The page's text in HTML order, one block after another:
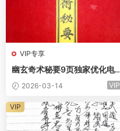
VIP专享
幽玄奇术秘要9页独家优化电
子版2026-03-14 VIP
VIP